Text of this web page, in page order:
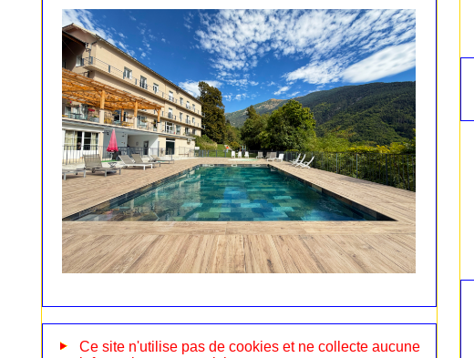
Ce site n'utilise pas de cookies et ne collecte aucune